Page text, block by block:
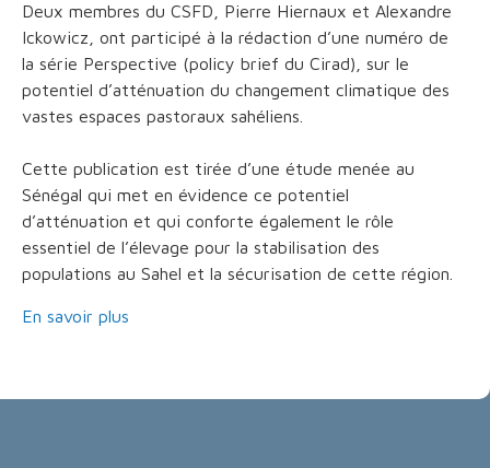
Deux membres du CSFD, Pierre Hiernaux et Alexandre
Ickowicz, ont participé à la rédaction d’une numéro de
la série Perspective (policy brief du Cirad), sur le
potentiel d’atténuation du changement climatique des
vastes espaces pastoraux sahéliens.
Cette publication est tirée d’une étude menée au
Sénégal qui met en évidence ce potentiel
d’atténuation et qui conforte également le rôle
essentiel de l’élevage pour la stabilisation des
populations au Sahel et la sécurisation de cette région.
En savoir plus